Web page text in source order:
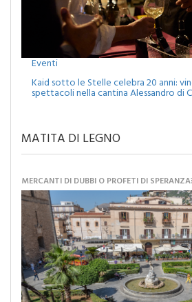
Eventi
Kaid sotto le Stelle celebra 20 anni:
spettacoli nella cantina Alessandro di
MATITA DI LEGNO
MERCANTI DI DUBBI O PROFETI DI